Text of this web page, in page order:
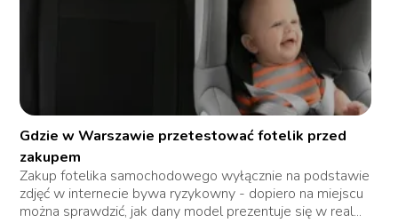
Gdzie w Warszawie przetestować fotelik przed
zakupem
Zakup fotelika samochodowego wyłącznie na podstawie
zdjęć w internecie bywa ryzykowny - dopiero na miejscu
można sprawdzić, jak dany model prezentuje się w real...